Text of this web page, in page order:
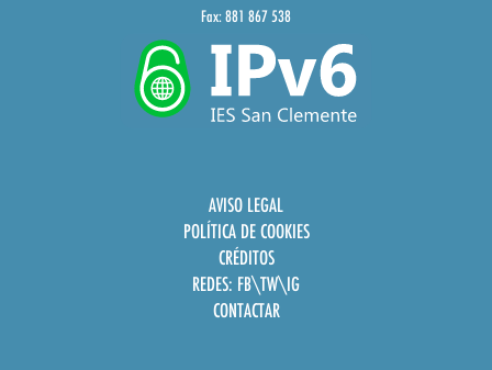
Fax: 881 867 538
AVISO LEGAL
POLÍTICA DE COOKIES
CRÉDITOS
REDES: FB\TW\IG
CONTACTAR